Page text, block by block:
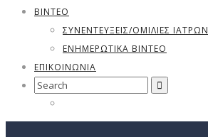
ΒΊΝΤΕΟ
ΣΥΝΕΝΤΕΎΞΕΙΣ/ΟΜΙΛΊΕΣ ΙΑΤΡΏΝ
ΕΝΗΜΕΡΩΤΙΚΆ ΒΊΝΤΕΟ
ΕΠΙΚΟΙΝΩΝΙΑ
Search